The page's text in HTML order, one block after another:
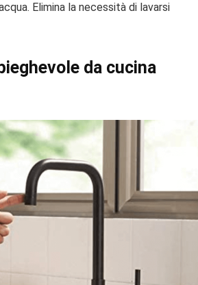
Elimina la necessità di lavarsi
da cucina